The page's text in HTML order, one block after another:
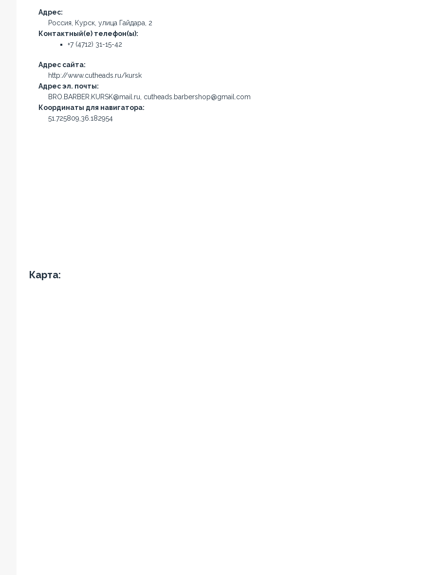
Адрес:
Россия, Курск, улица Гайдара, 2
Контактный(е) телефон(ы):
+7 (4712) 31-15-42
Адрес сайта:
http://www.cutheads.ru/kursk
Адрес эл. почты:
BRO.BARBER.KURSK@mail.ru, cutheads.barbershop@gmail.com
Координаты для навигатора:
51.725809,36.182954
Карта: